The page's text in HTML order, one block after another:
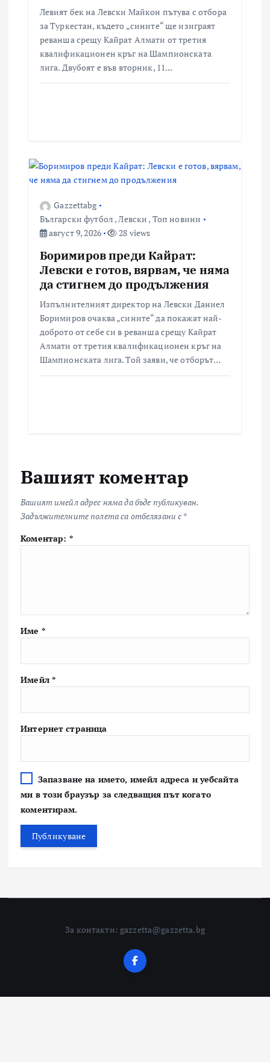
Левият бек на Левски Майкон пътува с отбора
за Туркестан, където „сините“ ще изиграят
реванша срещу Кайрат Алмати от третия
квалификационен кръг на Шампионската
лига. Двубоят е във вторник, 11…
Gazzettabg
Български футбол ,Левски , Топ новини
август 9, 2026
28 views
Боримиров преди Кайрат:
Левски е готов, вярвам, че няма
да стигнем до продължения
Изпълнителният директор на Левски Даниел
Боримиров очаква „сините“ да покажат най-
доброто от себе си в реванша срещу Кайрат
Алмати от третия квалификационен кръг на
Шампионската лига. Той заяви, че отборът…
Вашият коментар
Вашият имейл адрес няма да бъде публикуван.
Задължителните полета са отбелязани с *
Коментар: *
Име *
Имейл *
Интернет страница
Запазване на името, имейл адреса и уебсайта
ми в този браузър за следващия път когато
коментирам.
За контакти: gazzetta@gazzetta.bg